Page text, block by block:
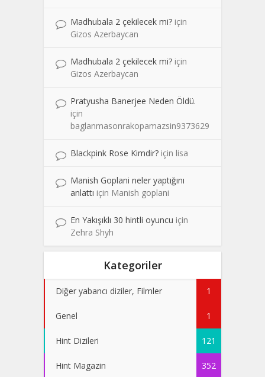
Madhubala 2 çekilecek mi? için
Gizos Azerbaycan
Madhubala 2 çekilecek mi? için
Gizos Azerbaycan
Pratyusha Banerjee Neden Öldü.
için
baglanmasonrakopamazsin9373629
Blackpink Rose Kimdir? için lisa
Manish Goplani neler yaptığını
anlattı için Manish goplani
En Yakışıklı 30 hintli oyuncu için
Zehra Shyh
Kategoriler
Diğer yabancı diziler, Filmler 1
Genel 1
Hint Dizileri 121
Hint Magazin 352